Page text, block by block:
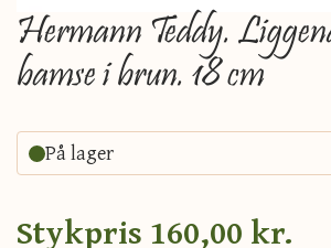
Hermann Teddy.
bamse i brun. 18 cm
På lager
Stykpris 160,00 kr.